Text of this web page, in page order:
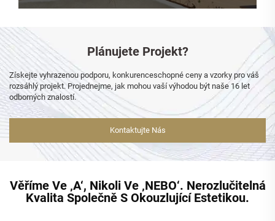
Plánujete Projekt?
Získejte vyhrazenou podporu, konkurenceschopné ceny a vzorky pro váš
rozsáhlý projekt. Projednejme, jak mohou vaší výhodou být naše 16 let
odborných znalostí.
Kontaktujte Nás
Věříme Ve ‚A‘, Nikoli Ve ‚NEBO‘. Nerozlučitelná
Kvalita Společně S Okouzlující Estetikou.